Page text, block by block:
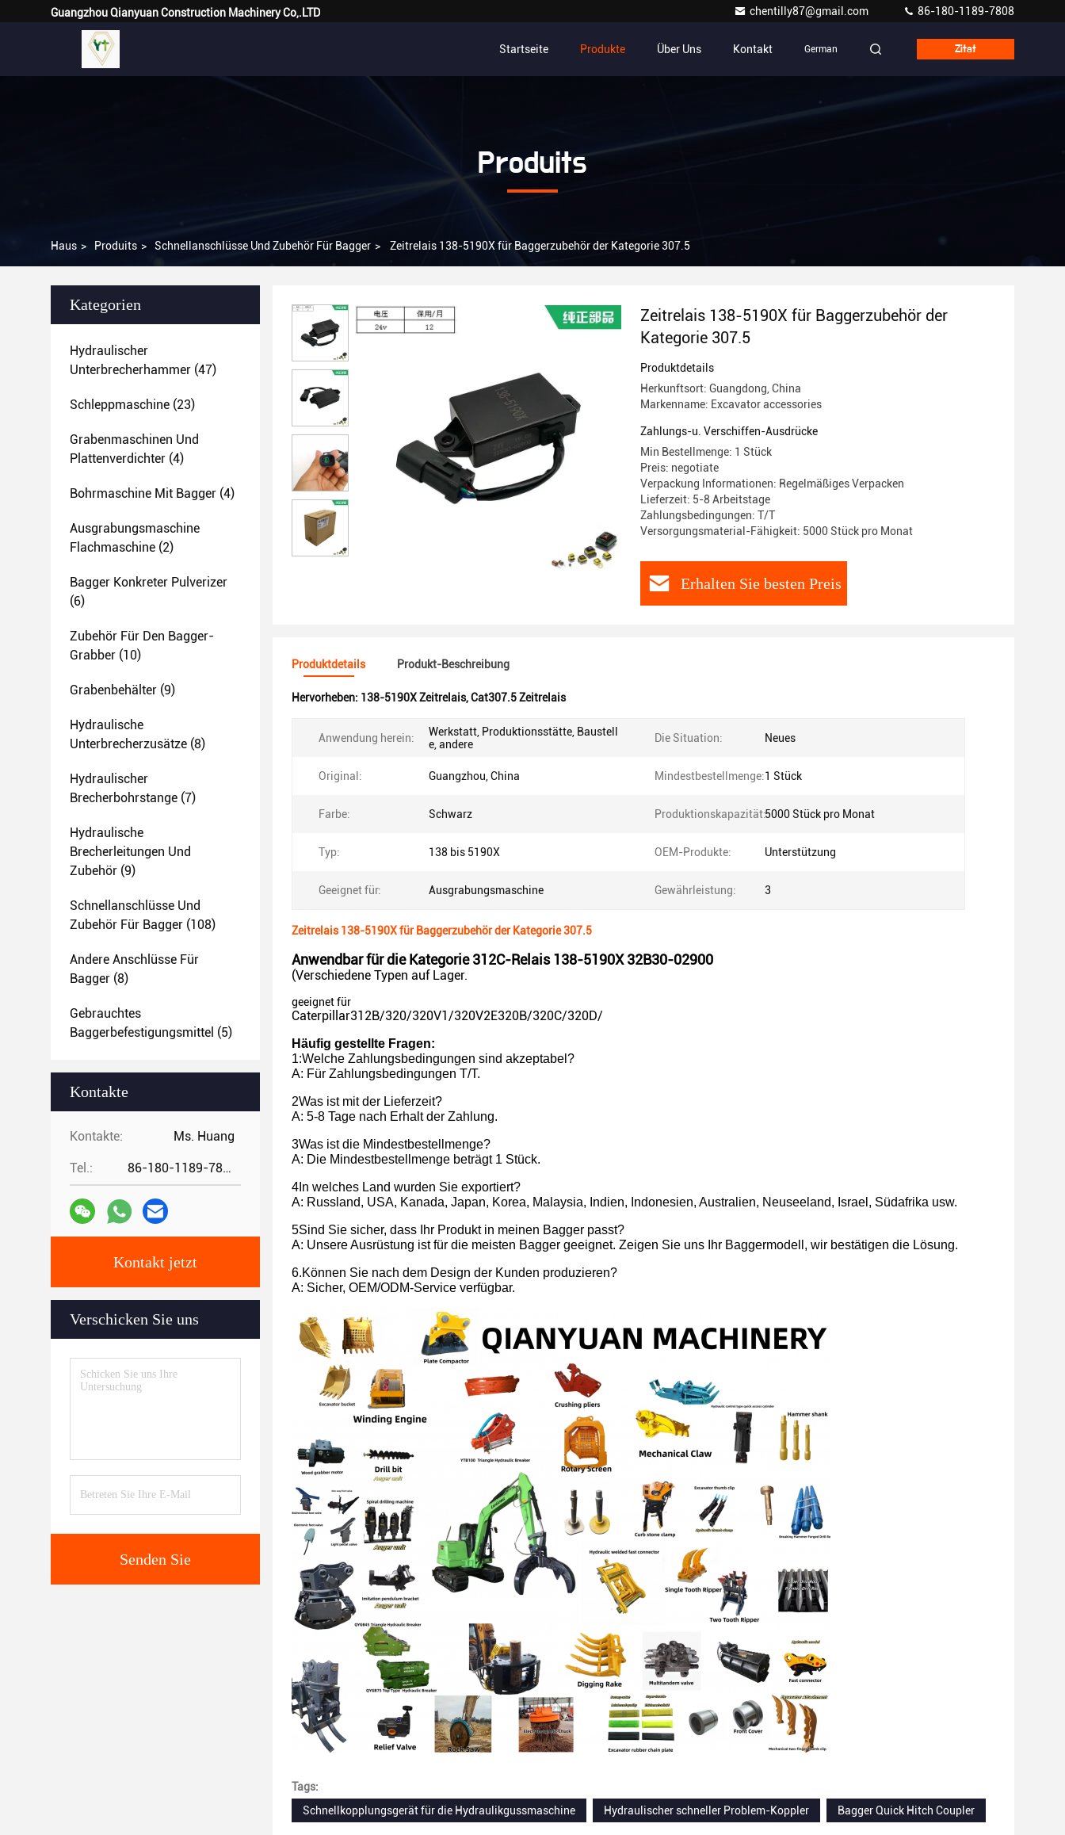
Guangzhou Qianyuan Construction Machinery Co,.LTD chentilly87@gmail.com 86-180-1189-7808
Startseite Produkte Über Uns Kontakt German Zitat
Produits
Haus > Produits > Schnellanschlüsse Und Zubehör Für Bagger > Zeitrelais 138-5190X für Baggerzubehör der Kategorie 307.5
Kategorien
Hydraulischer
Unterbrecherhammer (47)
Schleppmaschine (23)
Grabenmaschinen Und
Plattenverdichter (4)
Bohrmaschine Mit Bagger (4)
Ausgrabungsmaschine
Flachmaschine (2)
Bagger Konkreter Pulverizer
(6)
Zubehör Für Den Bagger-
Grabber (10)
Grabenbehälter (9)
Hydraulische
Unterbrecherzusätze (8)
Hydraulischer
Brecherbohrstange (7)
Hydraulische
Brecherleitungen Und
Zubehör (9)
Schnellanschlüsse Und
Zubehör Für Bagger (108)
Andere Anschlüsse Für
Bagger (8)
Gebrauchtes
Baggerbefestigungsmittel (5)
Kontakte
Kontakte: Ms. Huang
Tel.: 86-180-1189-7808
Kontakt jetzt
Verschicken Sie uns
Senden Sie
Zeitrelais 138-5190X für Baggerzubehör der
Kategorie 307.5
Produktdetails
Herkunftsort: Guangdong, China
Markenname: Excavator accessories
Zahlungs-u. Verschiffen-Ausdrücke
Min Bestellmenge: 1 Stück
Preis: negotiate
Verpackung Informationen: Regelmäßiges Verpacken
Lieferzeit: 5-8 Arbeitstage
Zahlungsbedingungen: T/T
Versorgungsmaterial-Fähigkeit: 5000 Stück pro Monat
Erhalten Sie besten Preis
Produktdetails Produkt-Beschreibung
Hervorheben: 138-5190X Zeitrelais,Cat307.5 Zeitrelais
Anwendung herein:
Werkstatt, Produktionsstätte, Baustell
e, andere
Die Situation: Neues
Original: Guangzhou, China Mindestbestellmenge:1 Stück
Farbe: Schwarz Produktionskapazität:5000 Stück pro Monat
Typ: 138 bis 5190X OEM-Produkte: Unterstützung
Geeignet für: Ausgrabungsmaschine Gewährleistung: 3
Zeitrelais 138-5190X für Baggerzubehör der Kategorie 307.5
Anwendbar für die Kategorie 312C-Relais 138-5190X 32B30-02900
(Verschiedene Typen auf Lager.
geeignet für
Caterpillar312B/320/320V1/320V2E320B/320C/320D/
Häufig gestellte Fragen:
1:Welche Zahlungsbedingungen sind akzeptabel?
A: Für Zahlungsbedingungen T/T.
2Was ist mit der Lieferzeit?
A: 5-8 Tage nach Erhalt der Zahlung.
3Was ist die Mindestbestellmenge?
A: Die Mindestbestellmenge beträgt 1 Stück.
4In welches Land wurden Sie exportiert?
A: Russland, USA, Kanada, Japan, Korea, Malaysia, Indien, Indonesien, Australien, Neuseeland, Israel, Südafrika usw.
5Sind Sie sicher, dass Ihr Produkt in meinen Bagger passt?
A: Unsere Ausrüstung ist für die meisten Bagger geeignet. Zeigen Sie uns Ihr Baggermodell, wir bestätigen die Lösung.
6.Können Sie nach dem Design der Kunden produzieren?
A: Sicher, OEM/ODM-Service verfügbar.
Tags:
Schnellkopplungsgerät für die Hydraulikgussmaschine
Hydraulischer schneller Problem-Koppler Bagger Quick Hitch Coupler